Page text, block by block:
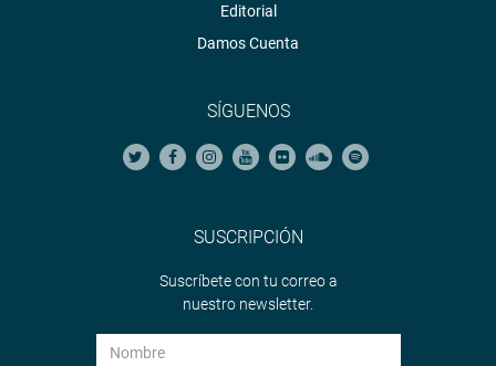
Editorial
Damos Cuenta
SÍGUENOS
SUSCRIPCIÓN
Suscríbete con tu correo a
nuestro newsletter.